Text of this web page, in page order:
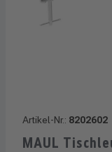
Artikel-Nr.: 8202602
MAUL